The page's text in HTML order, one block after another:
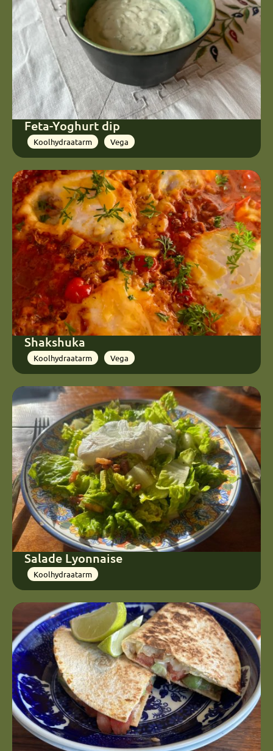
Feta-Yoghurt dip
Koolhydraatarm Vega
Shakshuka
Koolhydraatarm Vega
Salade Lyonnaise
Koolhydraatarm